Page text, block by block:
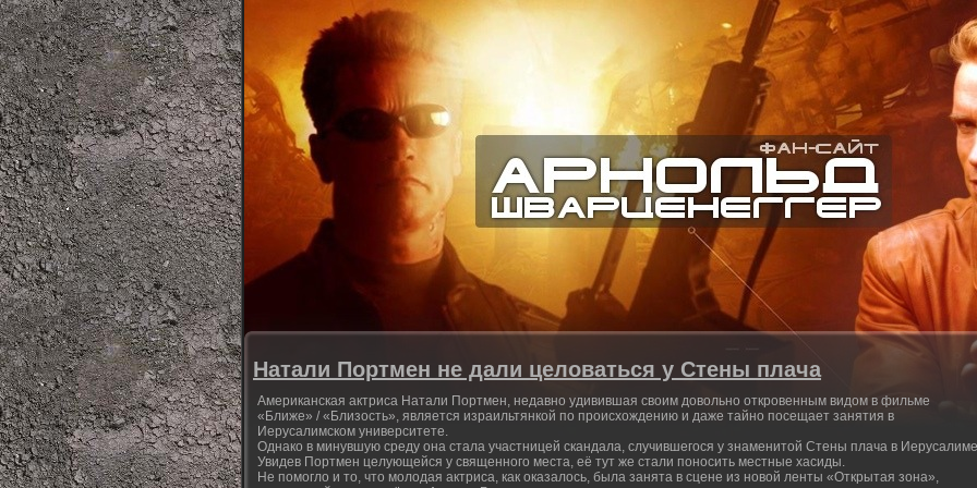
Натали Портмен не дали целоваться у Стены плача
Американская актриса Натали Портмен, недавно удивившая своим довольно откровенным видом в фильме
«Ближе» / «Близость», является израильтянкой по происхождению и даже тайно посещает занятия в
Иерусалимском университете.
Однако в минувшую среду она стала участницей скандала, случившегося у знаменитой Стены плача в
Увидев Портмен целующейся у священного места, её тут же стали поносить местные хасиды.
Не помогло и то, что молодая актриса, как оказалось, была занята в сцене из новой ленты «Открытая зона»,